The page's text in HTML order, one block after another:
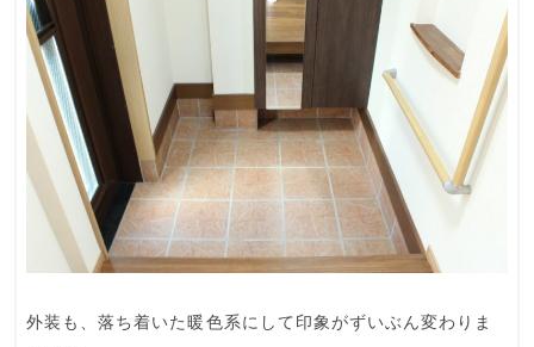
外装も、落ち着いた暖色系にして印象がずいぶん変わりま